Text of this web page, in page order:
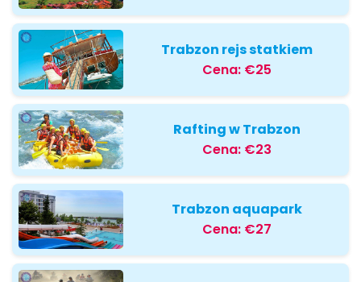
Trabzon rejs statkiem
Cena: €25
Rafting w Trabzon
Cena: €23
Trabzon aquapark
Cena: €27